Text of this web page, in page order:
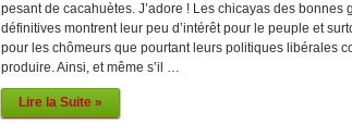
pesant de cacahuètes. J’adore ! Les chicayas des bonnes
définitives montrent leur peu d’intérêt pour le peuple et
pour les chômeurs que pourtant leurs politiques libérales
produire. Ainsi, et même s’il …
Lire la Suite »